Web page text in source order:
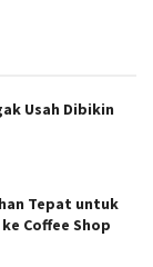
Usah Dibikin
Tepat untuk
Coffee Shop